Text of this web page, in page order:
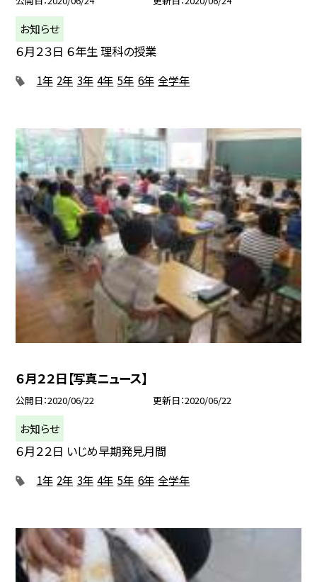
お知らせ
６月２３日 ６年生 理科の授業
1年 2年 3年 4年 5年 6年 全学年
６月２２日【写真ニュース】
公開日 2020/06/22 更新日 2020/06/22
お知らせ
６月２２日 いじめ早期発見月間
1年 2年 3年 4年 5年 6年 全学年